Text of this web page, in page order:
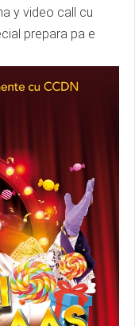
y video call cu
prepara pa e